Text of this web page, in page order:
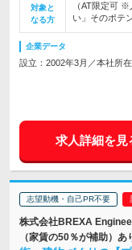
対象と
なる方
（AT限定可
い」そのポテ
企業データ
設立：2002年3月／本社所
求人詳細を見
志望動機・自己PR不要
株式会社BREXA
（家賃の50％が補助）あ